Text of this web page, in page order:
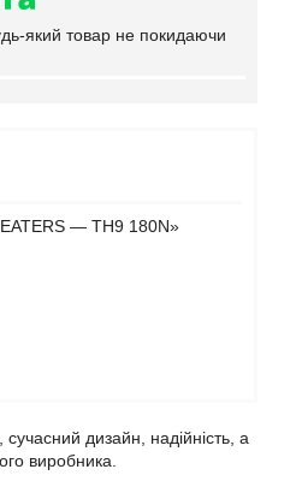
який товар не покидаючи
— TH9 180N»
дизайн, надійність, а
виробника.